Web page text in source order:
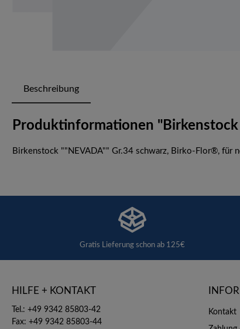
Beschreibung
Produktinformationen
Birkenstock ""NEVADA"" Gr.34 schwarz, Birko-Flor®, für
Gratis Lieferung schon ab 125€
HILFE + KONTAKT
Tel.: +49 9342 85803-42
Fax: +49 9342 85803-44
Kontakt